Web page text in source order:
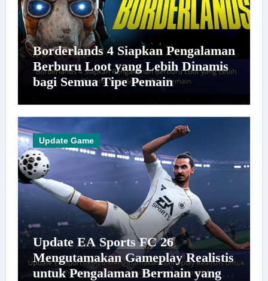
Borderlands 4 Siapkan Pengalaman
Berburu Loot yang Lebih Dinamis
bagi Semua Tipe Pemain
Update Game
Update EA Sports FC 26
Mengutamakan Gameplay Realistis
untuk Pengalaman Bermain yang